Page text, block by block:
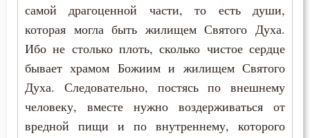
самой драгоценной части, то есть души,
которая могла быть жилищем Святого Духа.
Ибо не столько плоть, сколько чистое сердце
бывает храмом Божиим и жилищем Святого
Духа. Следовательно, постясь по внешнему
человеку, вместе нужно воздерживаться от
вредной пищи и по внутреннему, которого